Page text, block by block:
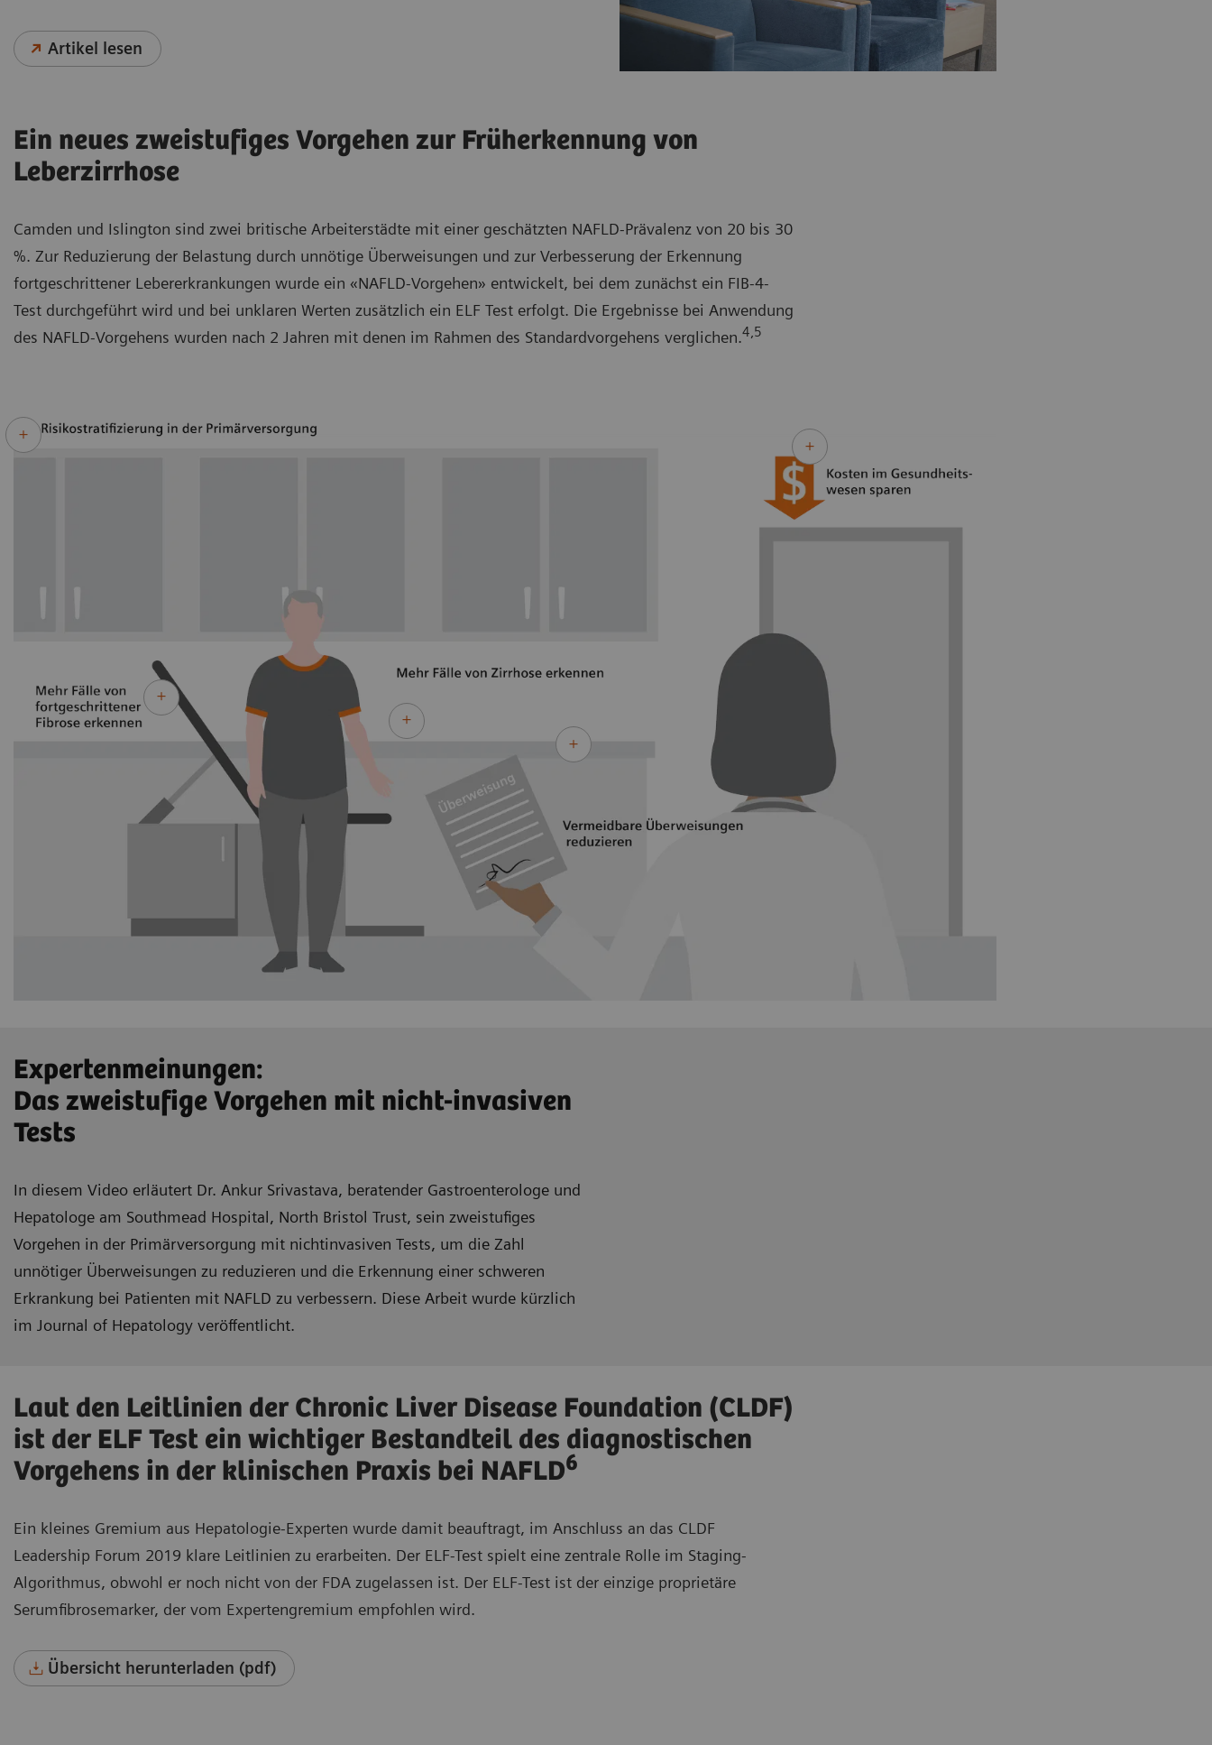
Artikel lesen
Ein neues zweistufiges Vorgehen zur Früherkennung von
Leberzirrhose
Camden und Islington sind zwei britische Arbeiterstädte mit einer geschätzten NAFLD-Prävalenz von 20 bis 30
%. Zur Reduzierung der Belastung durch unnötige Überweisungen und zur Verbesserung der Erkennung
fortgeschrittener Lebererkrankungen wurde ein «NAFLD-Vorgehen» entwickelt, bei dem zunächst ein FIB-4-
Test durchgeführt wird und bei unklaren Werten zusätzlich ein ELF Test erfolgt. Die Ergebnisse bei Anwendung
des NAFLD-Vorgehens wurden nach 2 Jahren mit denen im Rahmen des Standardvorgehens verglichen.4,5
Expertenmeinungen:
Das zweistufige Vorgehen mit nicht-invasiven
Tests
In diesem Video erläutert Dr. Ankur Srivastava, beratender Gastroenterologe und
Hepatologe am Southmead Hospital, North Bristol Trust, sein zweistufiges
Vorgehen in der Primärversorgung mit nichtinvasiven Tests, um die Zahl
unnötiger Überweisungen zu reduzieren und die Erkennung einer schweren
Erkrankung bei Patienten mit NAFLD zu verbessern. Diese Arbeit wurde kürzlich
im Journal of Hepatology veröffentlicht.
Laut den Leitlinien der Chronic Liver Disease Foundation (CLDF)
ist der ELF Test ein wichtiger Bestandteil des diagnostischen
Vorgehens in der klinischen Praxis bei NAFLD6
Ein kleines Gremium aus Hepatologie-Experten wurde damit beauftragt, im Anschluss an das CLDF
Leadership Forum 2019 klare Leitlinien zu erarbeiten. Der ELF-Test spielt eine zentrale Rolle im Staging-
Algorithmus, obwohl er noch nicht von der FDA zugelassen ist. Der ELF-Test ist der einzige proprietäre
Serumfibrosemarker, der vom Expertengremium empfohlen wird.
Übersicht herunterladen (pdf)